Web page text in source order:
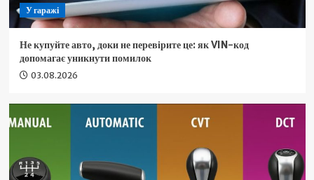
У гаражі
Не купуйте авто, доки не перевірите це: як VIN-код
допомагає уникнути помилок
03.08.2026